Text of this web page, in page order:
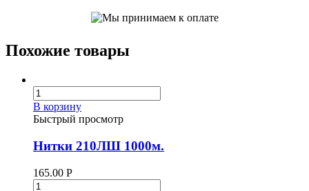
Похожие товары
В корзину
Быстрый просмотр
Нитки 210ЛШ 1000м.
165.00 Р